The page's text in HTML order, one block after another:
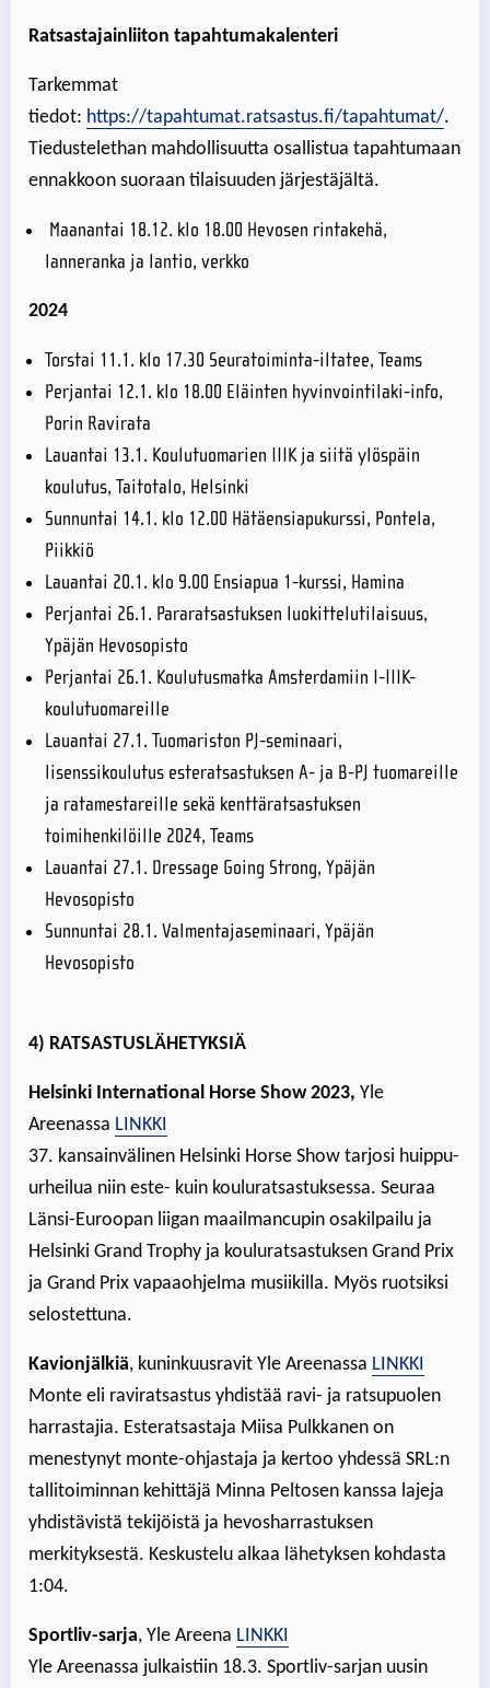
Ratsastajainliiton tapahtumakalenteri
Tarkemmat
tiedot: https://tapahtumat.ratsastus.fi/tapahtumat/.
Tiedustelethan mahdollisuutta osallistua tapahtumaan
ennakkoon suoraan tilaisuuden järjestäjältä.
Maanantai 18.12. klo 18.00 Hevosen rintakehä,
lanneranka ja lantio, verkko
2024
Torstai 11.1. klo 17.30 Seuratoiminta-iltatee, Teams
Perjantai 12.1. klo 18.00 Eläinten hyvinvointilaki-info,
Porin Ravirata
Lauantai 13.1. Koulutuomarien IIIK ja siitä ylöspäin
koulutus, Taitotalo, Helsinki
Sunnuntai 14.1. klo 12.00 Hätäensiapukurssi, Pontela,
Piikkiö
Lauantai 20.1. klo 9.00 Ensiapua 1-kurssi, Hamina
Perjantai 26.1. Pararatsastuksen luokittelutilaisuus,
Ypäjän Hevosopisto
Perjantai 26.1. Koulutusmatka Amsterdamiin I-IIIK-
koulutuomareille
Lauantai 27.1. Tuomariston PJ-seminaari,
lisenssikoulutus esteratsastuksen A- ja B-PJ tuomareille
ja ratamestareille sekä kenttäratsastuksen
toimihenkilöille 2024, Teams
Lauantai 27.1. Dressage Going Strong, Ypäjän
Hevosopisto
Sunnuntai 28.1. Valmentajaseminaari, Ypäjän
Hevosopisto
4) RATSASTUSLÄHETYKSIÄ
Helsinki International Horse Show 2023, Yle
Areenassa LINKKI
37. kansainvälinen Helsinki Horse Show tarjosi huippu-
urheilua niin este- kuin kouluratsastuksessa. Seuraa
Länsi-Euroopan liigan maailmancupin osakilpailu ja
Helsinki Grand Trophy ja kouluratsastuksen Grand Prix
ja Grand Prix vapaaohjelma musiikilla. Myös ruotsiksi
selostettuna.
Kavionjälkiä, kuninkuusravit Yle Areenassa LINKKI
Monte eli raviratsastus yhdistää ravi- ja ratsupuolen
harrastajia. Esteratsastaja Miisa Pulkkanen on
menestynyt monte-ohjastaja ja kertoo yhdessä SRL:n
tallitoiminnan kehittäjä Minna Peltosen kanssa lajeja
yhdistävistä tekijöistä ja hevosharrastuksen
merkityksestä. Keskustelu alkaa lähetyksen kohdasta
1:04.
Sportliv-sarja, Yle Areena LINKKI
Yle Areenassa julkaistiin 18.3. Sportliv-sarjan uusin